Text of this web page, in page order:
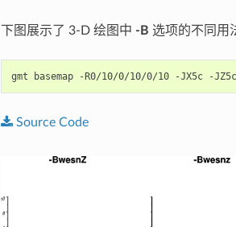
下图展示了 3-D 绘图中 -B 选项的不同用
gmt basemap -R0/10/0/10/0/10 -JX5c -JZ5c
Source Code